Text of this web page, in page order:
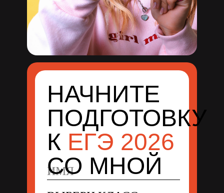
НАЧНИТЕ
ПОДГОТОВКУ
К ЕГЭ 2026
СО МНОЙ